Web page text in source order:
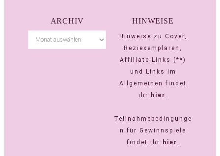
ARCHIV HINWEISE
Hinweise zu Cover,
Reziexemplaren,
Affiliate-Links (**)
und Links im
Allgemeinen findet
ihr
hier .
Teilnahmebedingunge
n für Gewinnspiele
findet ihr
hier .